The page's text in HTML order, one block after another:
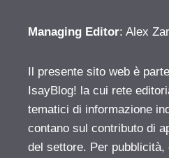
Managing Editor: Alex
Il presente sito web è
IsayBlog! la cui rete
tematici di informazione
contano sul contributo di
del settore. Per pubblicità,